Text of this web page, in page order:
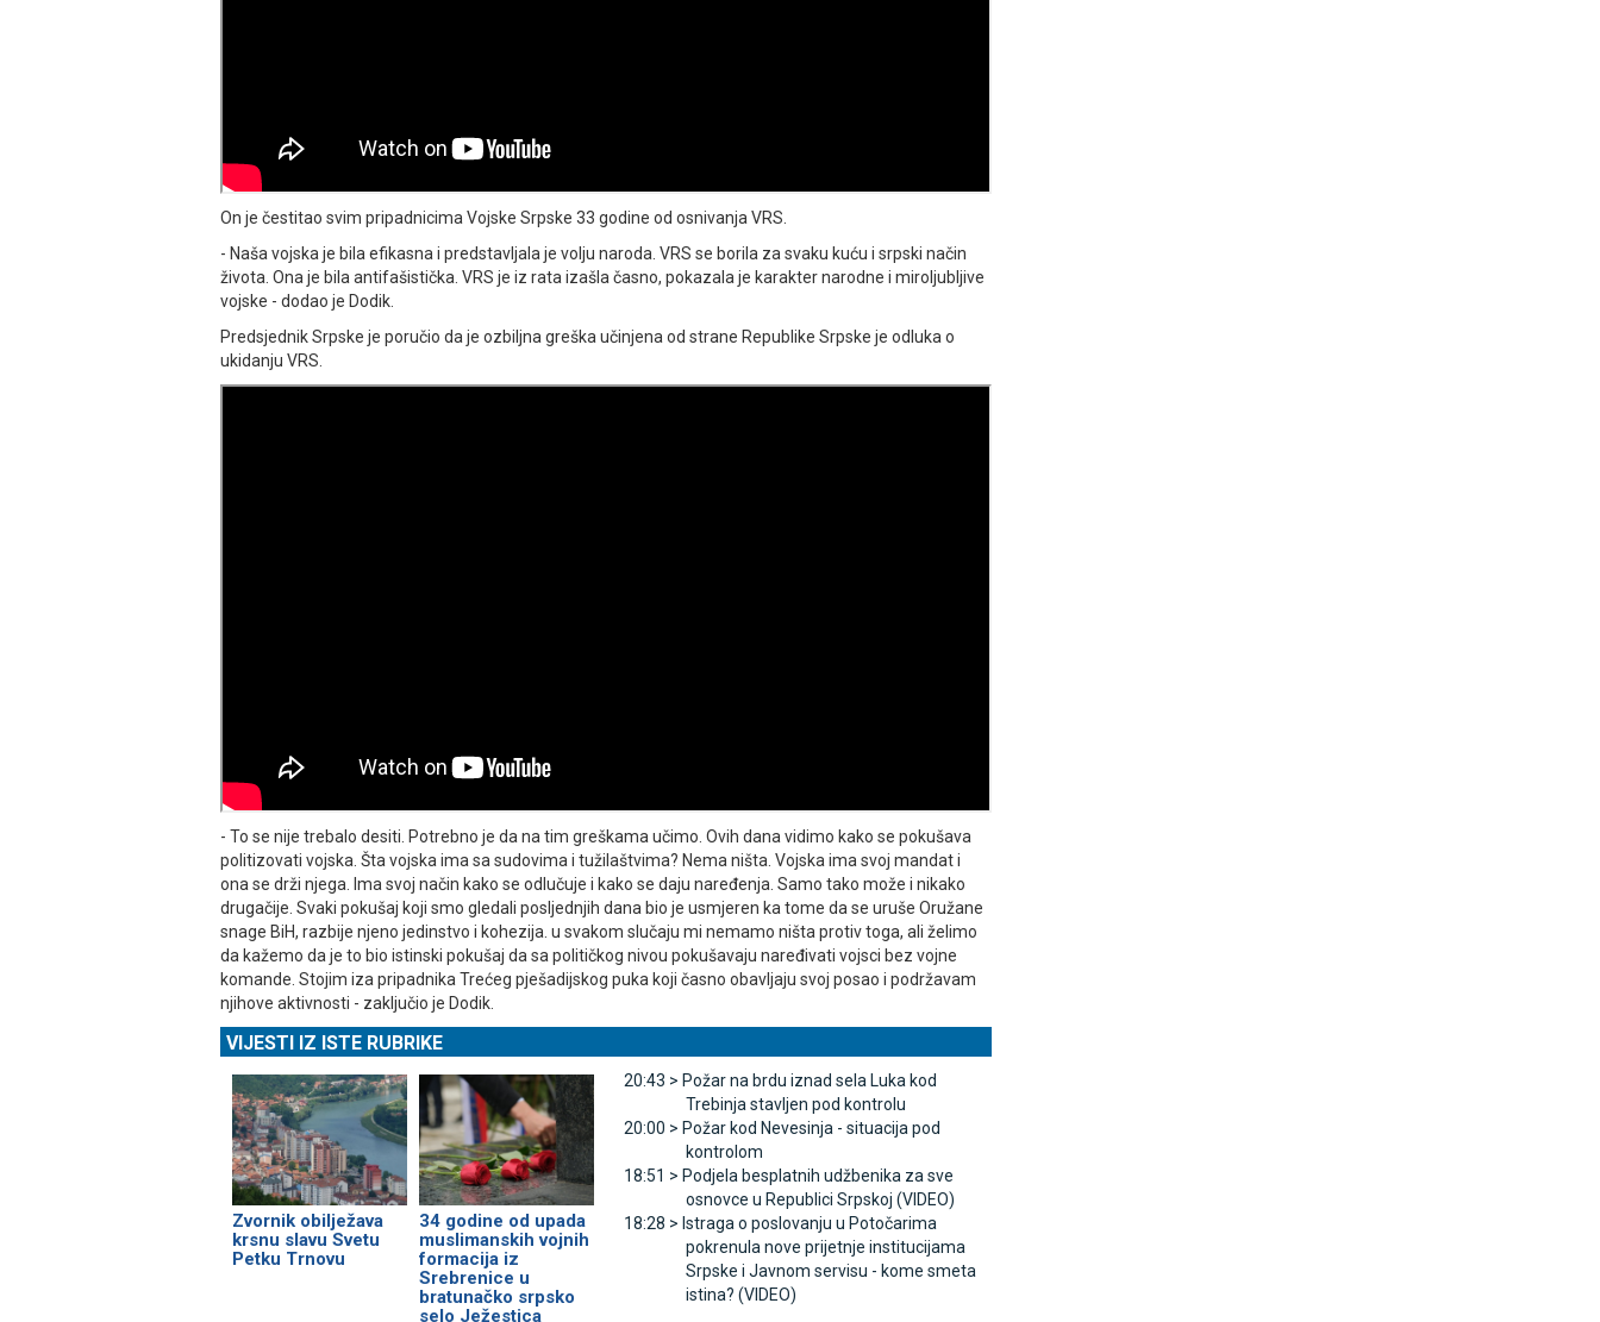
On je čestitao svim pripadnicima Vojske Srpske 33 godine od osnivanja VRS.
- Naša vojska je bila efikasna i predstavljala je volju naroda. VRS se borila za svaku kuću i srpski način
života. Ona je bila antifašistička. VRS je iz rata izašla časno, pokazala je karakter narodne i miroljubljive
vojske - dodao je Dodik.
Predsjednik Srpske je poručio da je ozbiljna greška učinjena od strane Republike Srpske je odluka o
ukidanju VRS.
- To se nije trebalo desiti. Potrebno je da na tim greškama učimo. Ovih dana vidimo kako se pokušava
politizovati vojska. Šta vojska ima sa sudovima i tužilaštvima? Nema ništa. Vojska ima svoj mandat i
ona se drži njega. Ima svoj način kako se odlučuje i kako se daju naređenja. Samo tako može i nikako
drugačije. Svaki pokušaj koji smo gledali posljednjih dana bio je usmjeren ka tome da se uruše Oružane
snage BiH, razbije njeno jedinstvo i kohezija. u svakom slučaju mi nemamo ništa protiv toga, ali želimo
da kažemo da je to bio istinski pokušaj da sa političkog nivou pokušavaju naređivati vojsci bez vojne
komande. Stojim iza pripadnika Trećeg pješadijskog puka koji časno obavljaju svoj posao i podržavam
njihove aktivnosti - zaključio je Dodik.
VIJESTI IZ ISTE RUBRIKE
Zvornik obilježava
krsnu slavu Svetu
Petku Trnovu
34 godine od upada
muslimanskih vojnih
formacija iz
Srebrenice u
bratunačko srpsko
selo Јežestica
20:43 > Požar na brdu iznad sela Luka kod
Trebinja stavljen pod kontrolu
20:00 > Požar kod Nevesinja - situacija pod
kontrolom
18:51 > Podjela besplatnih udžbenika za sve
osnovce u Republici Srpskoj (VIDEO)
18:28 > Istraga o poslovanju u Potočarima
pokrenula nove prijetnje institucijama
Srpske i Јavnom servisu - kome smeta
istina? (VIDEO)